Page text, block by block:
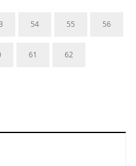
54 55 56
61 62